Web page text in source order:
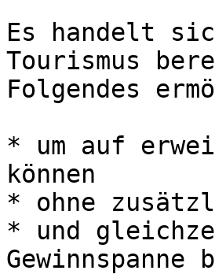
Es handelt
Tourismus
Folgendes
* um auf
können
* ohne
* und